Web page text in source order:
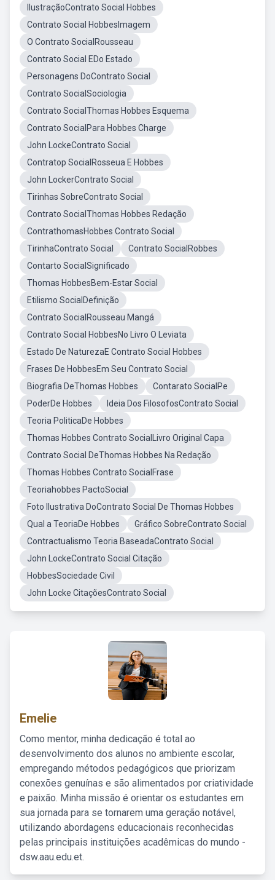
IlustraçãoContrato Social Hobbes
Contrato Social HobbesImagem
O Contrato SocialRousseau
Contrato Social EDo Estado
Personagens DoContrato Social
Contrato SocialSociologia
Contrato SocialThomas Hobbes Esquema
Contrato SocialPara Hobbes Charge
John LockeContrato Social
Contratop SocialRosseua E Hobbes
John LockerContrato Social
Tirinhas SobreContrato Social
Contrato SocialThomas Hobbes Redação
ContrathomasHobbes Contrato Social
TirinhaContrato Social
Contrato SocialRobbes
Contarto SocialSignificado
Thomas HobbesBem-Estar Social
Etilismo SocialDefinição
Contrato SocialRousseau Mangá
Contrato Social HobbesNo Livro O Leviata
Estado De NaturezaE Contrato Social Hobbes
Frases De HobbesEm Seu Contrato Social
Biografia DeThomas Hobbes
Contarato SocialPe
PoderDe Hobbes
Ideia Dos FilosofosContrato Social
Teoria PoliticaDe Hobbes
Thomas Hobbes Contrato SocialLivro Original Capa
Contrato Social DeThomas Hobbes Na Redação
Thomas Hobbes Contrato SocialFrase
Teoriahobbes PactoSocial
Foto Ilustrativa DoContrato Social De Thomas Hobbes
Qual a TeoriaDe Hobbes
Gráfico SobreContrato Social
Contractualismo Teoria BaseadaContrato Social
John LockeContrato Social Citação
HobbesSociedade Civil
John Locke CitaçõesContrato Social
Emelie
Como mentor, minha dedicação é total ao
desenvolvimento dos alunos no ambiente escolar,
empregando métodos pedagógicos que priorizam
conexões genuínas e são alimentados por criatividade
e paixão. Minha missão é orientar os estudantes em
sua jornada para se tornarem uma geração notável,
utilizando abordagens educacionais reconhecidas
pelas principais instituições acadêmicas do mundo -
dsw.aau.edu.et.